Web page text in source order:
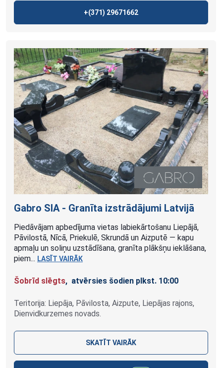
+(371) 29671662
Gabro SIA - Granīta izstrādājumi Latvijā
Piedāvājam apbedījuma vietas labiekārtošanu Liepājā,
Pāvilostā, Nīcā, Priekulē, Skrundā un Aizputē — kapu
apmaļu un soliņu uzstādīšana, granīta plākšņu ieklāšana,
piem... LASĪT VAIRĀK
Šobrīd slēgts, atvērsies šodien plkst. 10:00
Teritorija: Liepāja, Pāvilosta, Aizpute, Liepājas rajons,
Dienvidkurzemes novads.
SKATĪT VAIRĀK